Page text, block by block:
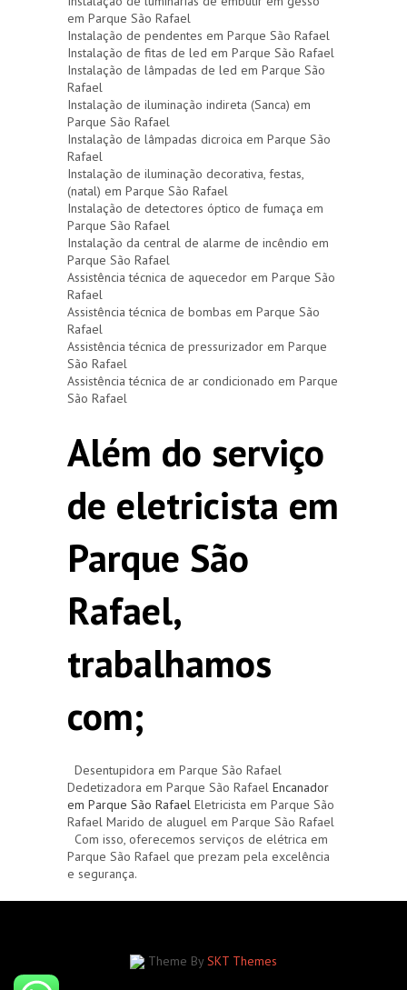
em Parque São Rafael
Instalação de pendentes em Parque São Rafael
Instalação de fitas de led em Parque São Rafael
Instalação de lâmpadas de led em Parque São
Rafael
Instalação de iluminação indireta (Sanca) em
Parque São Rafael
Instalação de lâmpadas dicroica em Parque São
Rafael
Instalação de iluminação decorativa, festas,
(natal) em Parque São Rafael
Instalação de detectores óptico de fumaça em
Parque São Rafael
Instalação da central de alarme de incêndio em
Parque São Rafael
Assistência técnica de aquecedor em Parque São
Rafael
Assistência técnica de bombas em Parque São
Rafael
Assistência técnica de pressurizador em Parque
São Rafael
Assistência técnica de ar condicionado em Parque
São Rafael
Além do serviço
de eletricista em
Parque São
Rafael,
trabalhamos
com;
Desentupidora em Parque São Rafael
Dedetizadora em Parque São Rafael Encanador
em Parque São Rafael Eletricista em Parque São
Rafael Marido de aluguel em Parque São Rafael
Com isso, oferecemos serviços de elétrica em
Parque São Rafael que prezam pela excelência
e segurança.
Theme By SKT Themes